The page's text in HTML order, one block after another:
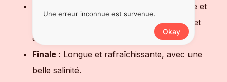
Bouche :En attaque, elle se révèle fraîche et
croquante, révélant des notes d'agrumes et
de brioche.
Finale : Longue et rafraîchissante, avec une
belle salinité.
Une erreur inconnue est survenue.
Okay